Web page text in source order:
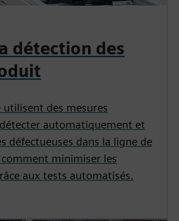
détection des
utilisent des mesures
automatiquement et
défectueuses dans la ligne de
minimiser les
aux tests automatisés.